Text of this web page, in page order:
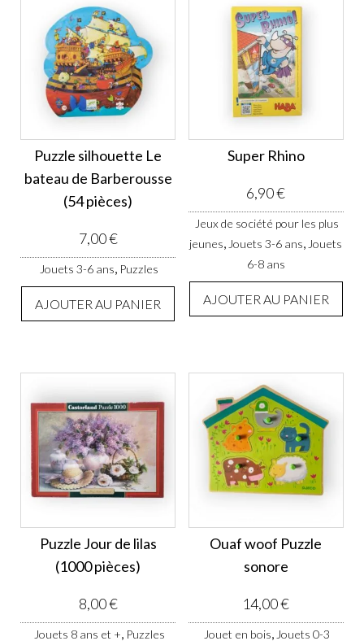
Puzzle silhouette Le
bateau de Barberousse
(54 pièces)
7,00€
Jouets 3-6 ans, Puzzles
AJOUTER AU PANIER
Super Rhino
6,90€
Jeux de société pour les plus
jeunes, Jouets 3-6 ans, Jouets
6-8 ans
AJOUTER AU PANIER
Puzzle Jour de lilas
(1000 pièces)
8,00€
Jouets 8 ans et +, Puzzles
Ouaf woof Puzzle
sonore
14,00€
Jouet en bois, Jouets 0-3